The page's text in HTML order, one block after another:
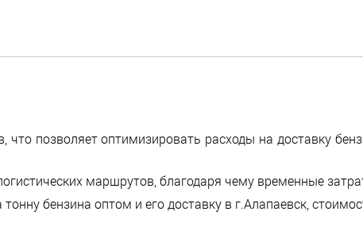
что позволяет оптимизировать расходы на доставку
маршрутов, благодаря чему временные
бензина оптом и его доставку в г.Алапаевск,